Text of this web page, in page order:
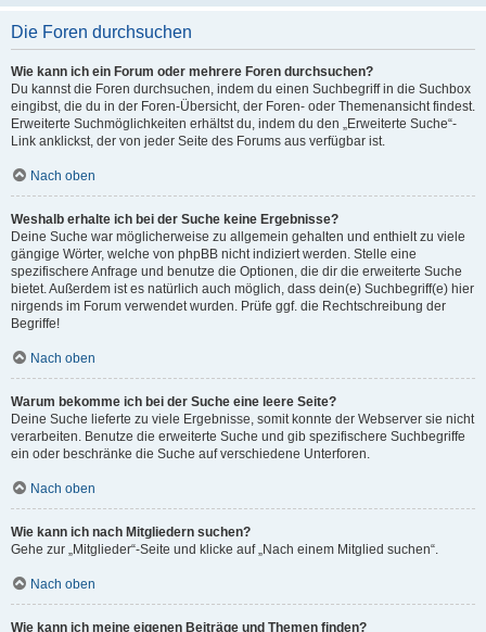
Die Foren durchsuchen
Wie kann ich ein Forum oder mehrere Foren durchsuchen?
Du kannst die Foren durchsuchen, indem du einen Suchbegriff in die Suchbox
eingibst, die du in der Foren-Übersicht, der Foren- oder Themenansicht findest.
Erweiterte Suchmöglichkeiten erhältst du, indem du den „Erweiterte Suche“-
Link anklickst, der von jeder Seite des Forums aus verfügbar ist.
Nach oben
Weshalb erhalte ich bei der Suche keine Ergebnisse?
Deine Suche war möglicherweise zu allgemein gehalten und enthielt zu viele
gängige Wörter, welche von phpBB nicht indiziert werden. Stelle eine
spezifischere Anfrage und benutze die Optionen, die dir die erweiterte Suche
bietet. Außerdem ist es natürlich auch möglich, dass dein(e) Suchbegriff(e) hier
nirgends im Forum verwendet wurden. Prüfe ggf. die Rechtschreibung der
Begriffe!
Nach oben
Warum bekomme ich bei der Suche eine leere Seite?
Deine Suche lieferte zu viele Ergebnisse, somit konnte der Webserver sie nicht
verarbeiten. Benutze die erweiterte Suche und gib spezifischere Suchbegriffe
ein oder beschränke die Suche auf verschiedene Unterforen.
Nach oben
Wie kann ich nach Mitgliedern suchen?
Gehe zur „Mitglieder“-Seite und klicke auf „Nach einem Mitglied suchen“.
Nach oben
Wie kann ich meine eigenen Beiträge und Themen finden?